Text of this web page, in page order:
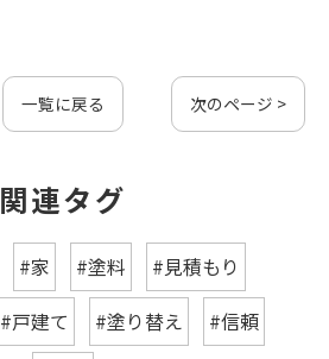
一覧に戻る 次のページ >
関連タグ
#家 #塗料
#見積もり
#戸建て #塗り替え
#信頼